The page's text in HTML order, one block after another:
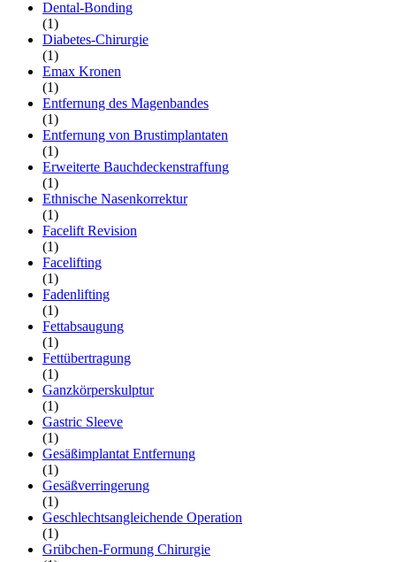
Dental-Bonding
(1)
Diabetes-Chirurgie
(1)
Emax Kronen
(1)
Entfernung des Magenbandes
(1)
Entfernung von Brustimplantaten
(1)
Erweiterte Bauchdeckenstraffung
(1)
Ethnische Nasenkorrektur
(1)
Facelift Revision
(1)
Facelifting
(1)
Fadenlifting
(1)
Fettabsaugung
(1)
Fettübertragung
(1)
Ganzkörperskulptur
(1)
Gastric Sleeve
(1)
Gesäßimplantat Entfernung
(1)
Gesäßverringerung
(1)
Geschlechtsangleichende Operation
(1)
Grübchen-Formung Chirurgie